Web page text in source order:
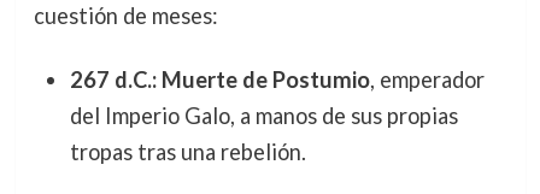
cuestión de meses:
267 d.C.: Muerte de Postumio, emperador
del Imperio Galo, a manos de sus propias
tropas tras una rebelión.